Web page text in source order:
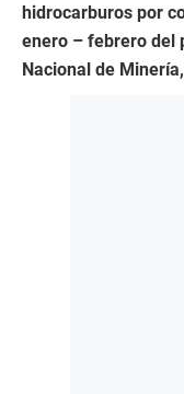
hidrocarburos por
enero – febrero del
Nacional de